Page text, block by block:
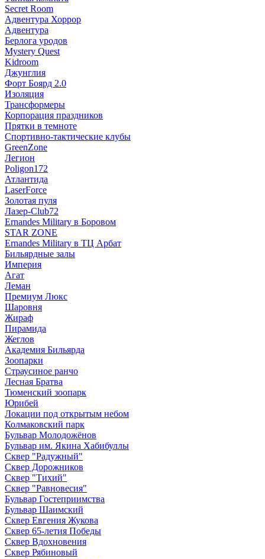
Secret Room
Адвентура Хоррор
Адвентура
Берлога уродов
Mystery Quest
Kidroom
Джунглия
Форт Боярд 2.0
Изоляция
Трансформеры
Корпорация праздников
Прятки в темноте
Спортивно-тактические клубы
GreenZone
Легион
Poligon172
Атлантида
LaserForce
Золотая пуля
Лазер-Club72
Ernandes Military в Боровом
STAR ZONE
Ernandes Military в ТЦ Арбат
Бильярдные залы
Империя
Агат
Леман
Премиум Люкс
Шаровня
Жираф
Пирамида
Жеглов
Академия Бильярда
Зоопарки
Страусиное ранчо
Лесная Братва
Тюменский зоопарк
Юрибей
Локации под открытым небом
Колмаковский парк
Бульвар Молодожёнов
Бульвар им. Якина Хабибуллы
Сквер "Радужный"
Сквер Дорожников
Сквер "Тихий"
Cквер "Равновесия"
Бульвар Гостеприимства
Бульвар Шаимский
Сквер Евгения Жукова
Сквер 65-летия Победы
Сквер Вдохновения
Сквер Рябиновый